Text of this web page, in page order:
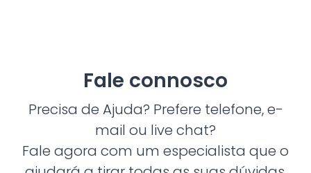
Fale connosco
Precisa de Ajuda? Prefere telefone, e-
mail ou live chat?
Fale agora com um especialista que o